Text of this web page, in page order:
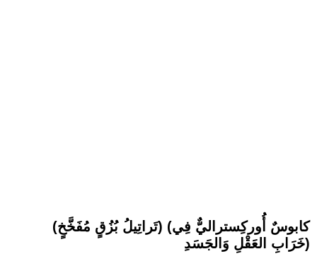
(تَراتِيلُ بُزُقٍ مُفَخَّخٍ) (كابوسٌ أُوركِستراليٌّ فِي
خَرَابِ العَقْلِ وَالجَسَدِ)